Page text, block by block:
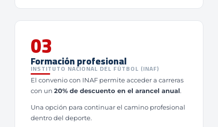
03
Formación profesional
INSTITUTO NACIONAL DEL FÚTBOL (INAF)
El convenio con INAF permite acceder a carreras
con un 20% de descuento en el arancel anual.
Una opción para continuar el camino profesional
dentro del deporte.